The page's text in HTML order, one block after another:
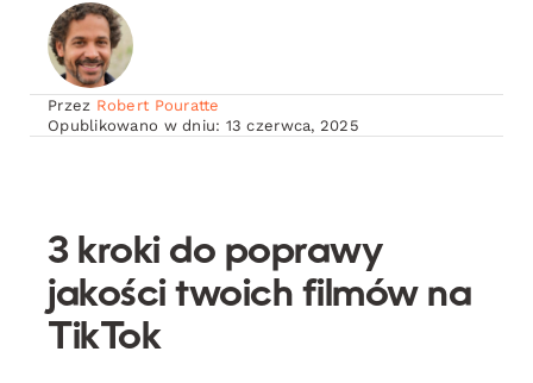
Przez Robert Pouratte
Opublikowano w dniu: 13 czerwca, 2025
3 kroki do poprawy
jakości twoich filmów na
TikTok